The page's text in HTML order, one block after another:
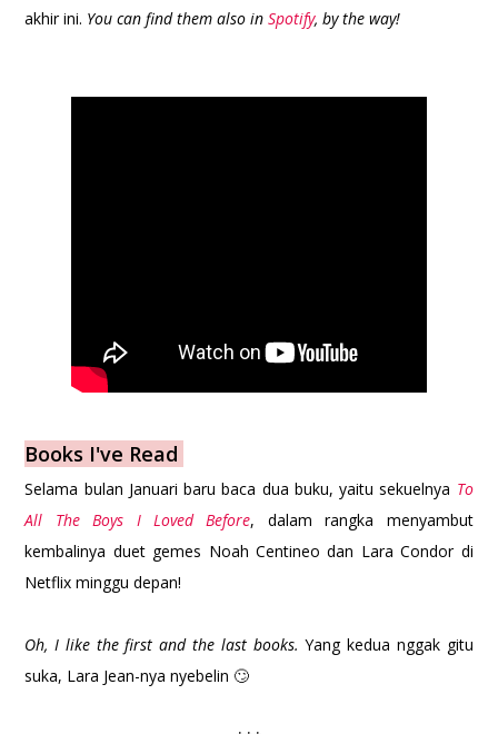
akhir ini. You can find them also inSpotify, by the way!
Books I've Read
Selama bulan Januari baru baca dua buku, yaitu sekuelnya To
All The Boys I Loved Before, dalam rangka menyambut
kembalinya duet gemes Noah Centineo dan Lara Condor di
Netflix minggu depan!
Oh, I like the first and the last books. Yang kedua nggak gitu
suka, Lara Jean-nya nyebelin 🙄